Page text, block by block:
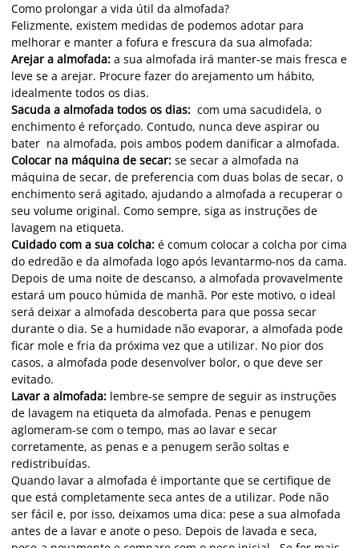
Como prolongar a vida útil da almofada?
Felizmente, existem medidas de podemos adotar para
melhorar e manter a fofura e frescura da sua almofada:
Arejar a almofada: a sua almofada irá manter-se mais fresca e
leve se a arejar. Procure fazer do arejamento um hábito,
idealmente todos os dias.
Sacuda a almofada todos os dias: com uma sacudidela, o
enchimento é reforçado. Contudo, nunca deve aspirar ou
bater na almofada, pois ambos podem danificar a almofada.
Colocar na máquina de secar: se secar a almofada na
máquina de secar, de preferencia com duas bolas de secar, o
enchimento será agitado, ajudando a almofada a recuperar o
seu volume original. Como sempre, siga as instruções de
lavagem na etiqueta.
Cuidado com a sua colcha: é comum colocar a colcha por cima
do edredão e da almofada logo após levantarmo-nos da cama.
Depois de uma noite de descanso, a almofada provavelmente
estará um pouco húmida de manhã. Por este motivo, o ideal
será deixar a almofada descoberta para que possa secar
durante o dia. Se a humidade não evaporar, a almofada pode
ficar mole e fria da próxima vez que a utilizar. No pior dos
casos, a almofada pode desenvolver bolor, o que deve ser
evitado.
Lavar a almofada: lembre-se sempre de seguir as instruções
de lavagem na etiqueta da almofada. Penas e penugem
aglomeram-se com o tempo, mas ao lavar e secar
corretamente, as penas e a penugem serão soltas e
redistribuídas.
Quando lavar a almofada é importante que se certifique de
que está completamente seca antes de a utilizar. Pode não
ser fácil e, por isso, deixamos uma dica: pese a sua almofada
antes de a lavar e anote o peso. Depois de lavada e seca,